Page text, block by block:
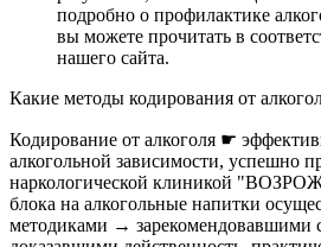
подробно о профилактике
вы можете прочитать в
нашего сайта.
Какие методы кодирования от
Кодирование от алкоголя ☛
алкогольной зависимости, успешно
наркологической клиникой
блока на алкогольные напитки
методиками → зарекомендовавшими